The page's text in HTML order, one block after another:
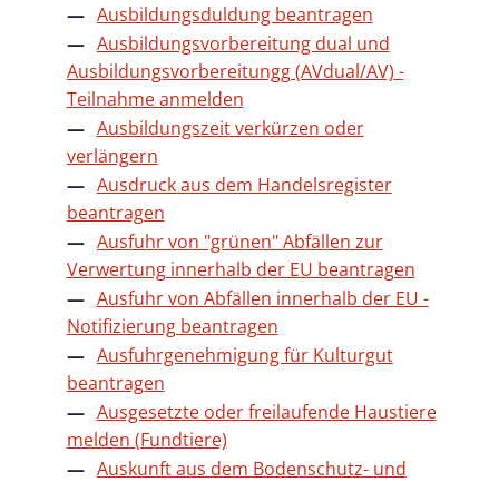
Ausbildungsduldung beantragen
Ausbildungsvorbereitung dual und
Ausbildungsvorbereitungg (AVdual/AV) -
Teilnahme anmelden
Ausbildungszeit verkürzen oder
verlängern
Ausdruck aus dem Handelsregister
beantragen
Ausfuhr von "grünen" Abfällen zur
Verwertung innerhalb der EU beantragen
Ausfuhr von Abfällen innerhalb der EU -
Notifizierung beantragen
Ausfuhrgenehmigung für Kulturgut
beantragen
Ausgesetzte oder freilaufende Haustiere
melden (Fundtiere)
Auskunft aus dem Bodenschutz- und